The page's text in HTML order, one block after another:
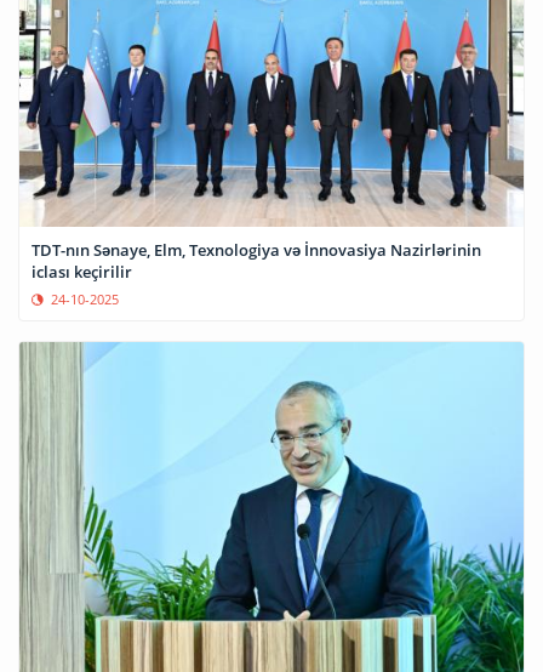
TDT-nın Sənaye, Elm, Texnologiya və İnnovasiya Nazirlərinin
iclası keçirilir
24-10-2025